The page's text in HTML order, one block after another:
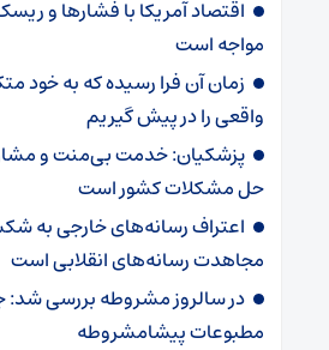
اقتصاد آمریکا با فشارها و
مواجه است
زمان آن فرا رسیده که به خود
واقعی را در پیش گیریم
پزشکیان: خدمت بی‌منت و
حل مشکلات کشور است
اعتراف رسانه‌های خارجی به
مجاهدت رسانه‌های انقلابی است
در سالروز مشروطه بررسی شد:
مطبوعات پیشامشروطه